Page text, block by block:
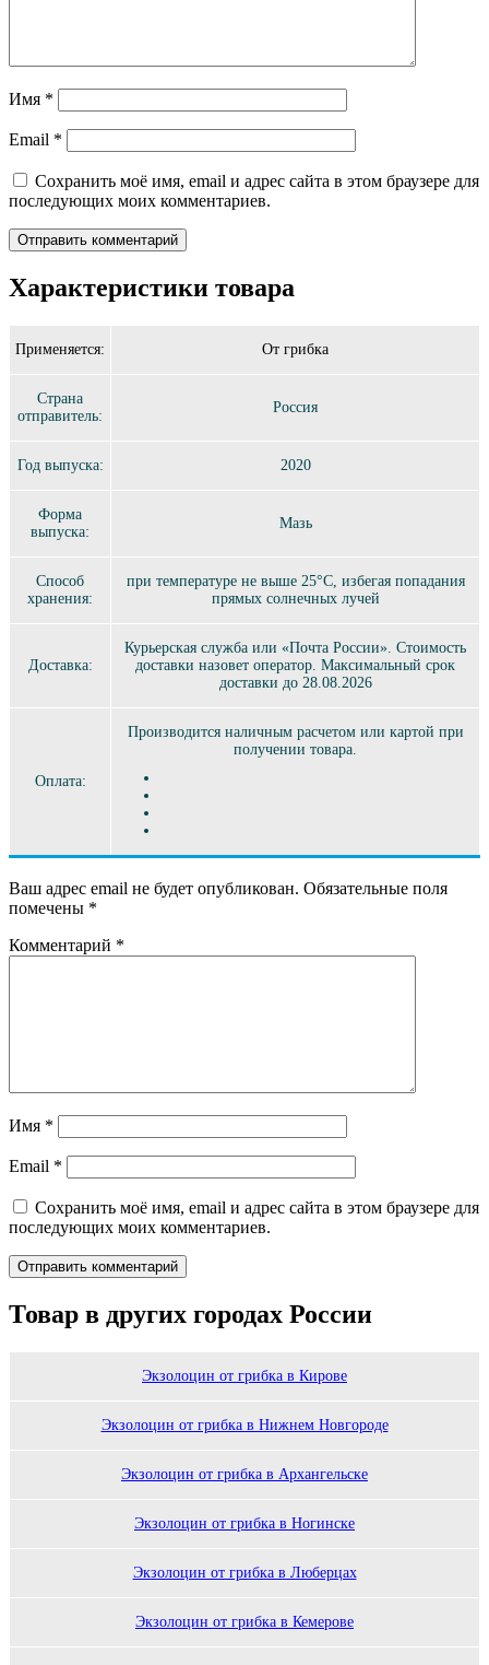
Имя *
Email *
Сохранить моё имя, email и адрес сайта в этом браузере для
последующих моих комментариев.
Характеристики товара
Применяется: От грибка
Страна
отправитель:
Россия
Год выпуска: 2020
Форма
выпуска:
Мазь
Способ
хранения:
при температуре не выше 25°C, избегая попадания
прямых солнечных лучей
Доставка:
Курьерская служба или «Почта России». Стоимость
доставки назовет оператор. Максимальный срок
доставки до 28.08.2026
Оплата:
Производится наличным расчетом или картой при
получении товара.
Ваш адрес email не будет опубликован. Обязательные поля
помечены *
Комментарий *
Имя *
Email *
Сохранить моё имя, email и адрес сайта в этом браузере для
последующих моих комментариев.
Товар в других городах России
Экзолоцин от грибка в Кирове
Экзолоцин от грибка в Нижнем Новгороде
Экзолоцин от грибка в Архангельске
Экзолоцин от грибка в Ногинске
Экзолоцин от грибка в Люберцах
Экзолоцин от грибка в Кемерове